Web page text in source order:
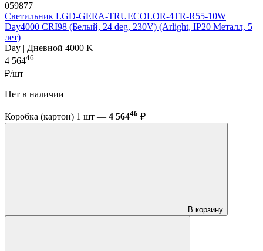
059877
Светильник LGD-GERA-TRUECOLOR-4TR-R55-10W
Day4000 CRI98 (Белый, 24 deg, 230V) (Arlight, IP20 Металл, 5
лет)
Day | Дневной 4000 K
4 56446
₽/шт
Нет в наличии
Коробка (картон) 1 шт — 4 56446 ₽
В корзину